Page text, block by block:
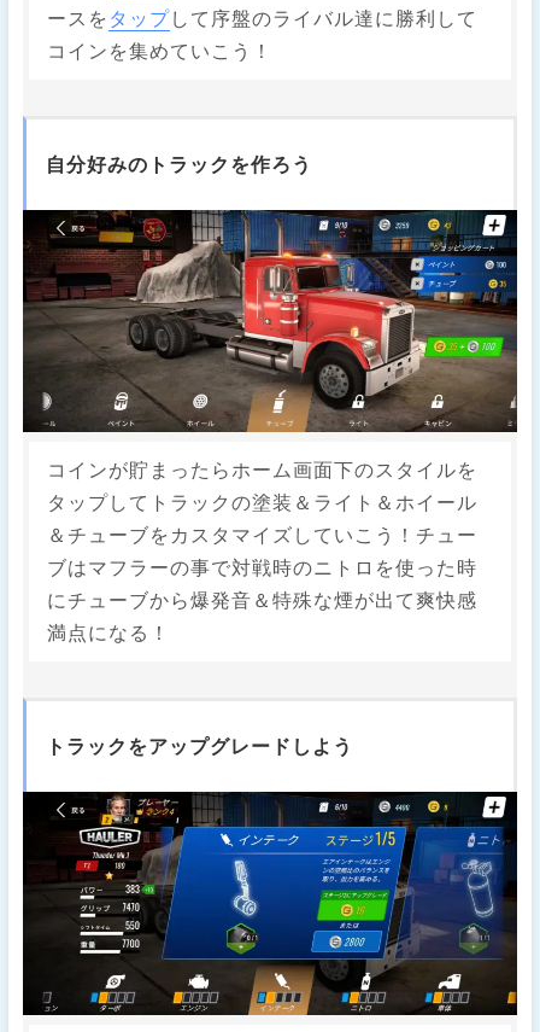
ースを タップして序盤のライバル達に勝利して
コインを集めていこう！
自分好みのトラックを作ろう
コインが貯まったらホーム画面下のスタイルを
タップしてトラックの塗装＆ライト＆ホイール
＆チューブをカスタマイズしていこう！チュー
ブはマフラーの事で対戦時のニトロを使った時
にチューブから爆発音＆特殊な煙が出て爽快感
満点になる！
トラックをアップグレードしよう